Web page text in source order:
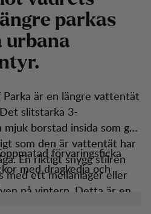
ängre parkas
urbana
tyr.
är en längre vattentät
slitstarka 3-
borstad insida som gör
som den är vattentät har
En riktigt snygg stilren
med ett mellanlager eller
på vintern. Detta är en
tillgänglig i Lundhags
förvaringsficka
med dragkedja och